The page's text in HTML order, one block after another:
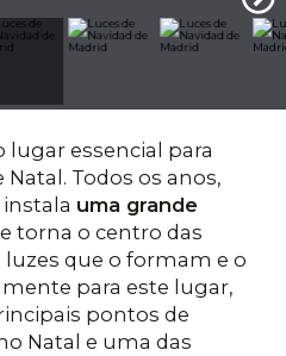
lugar essencial para
Todos os anos,
uma grande
torna o centro das
luzes que o formam e o
para este lugar,
pontos de
Natal e uma das